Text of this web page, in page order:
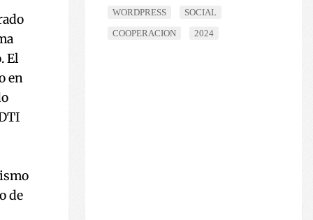
El
en
de
WORDPRESS
SOCIAL
COOPERACION
2024